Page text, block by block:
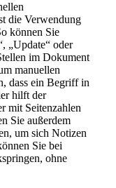
die Verwendung
können Sie
„Update“ oder
im Dokument
manuellen
dass ein Begriff in
hilft der
mit Seitenzahlen
Sie außerdem
um sich Notizen
Sie bei
ohne